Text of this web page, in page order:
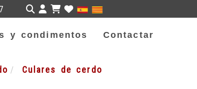
Identifícate
y condimentos Contactar
Culares de cerdo